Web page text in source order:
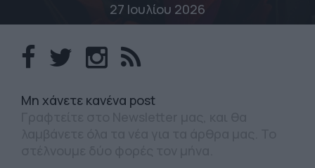
27 Ιουλίου 2026
Mη χάνετε κανένα post